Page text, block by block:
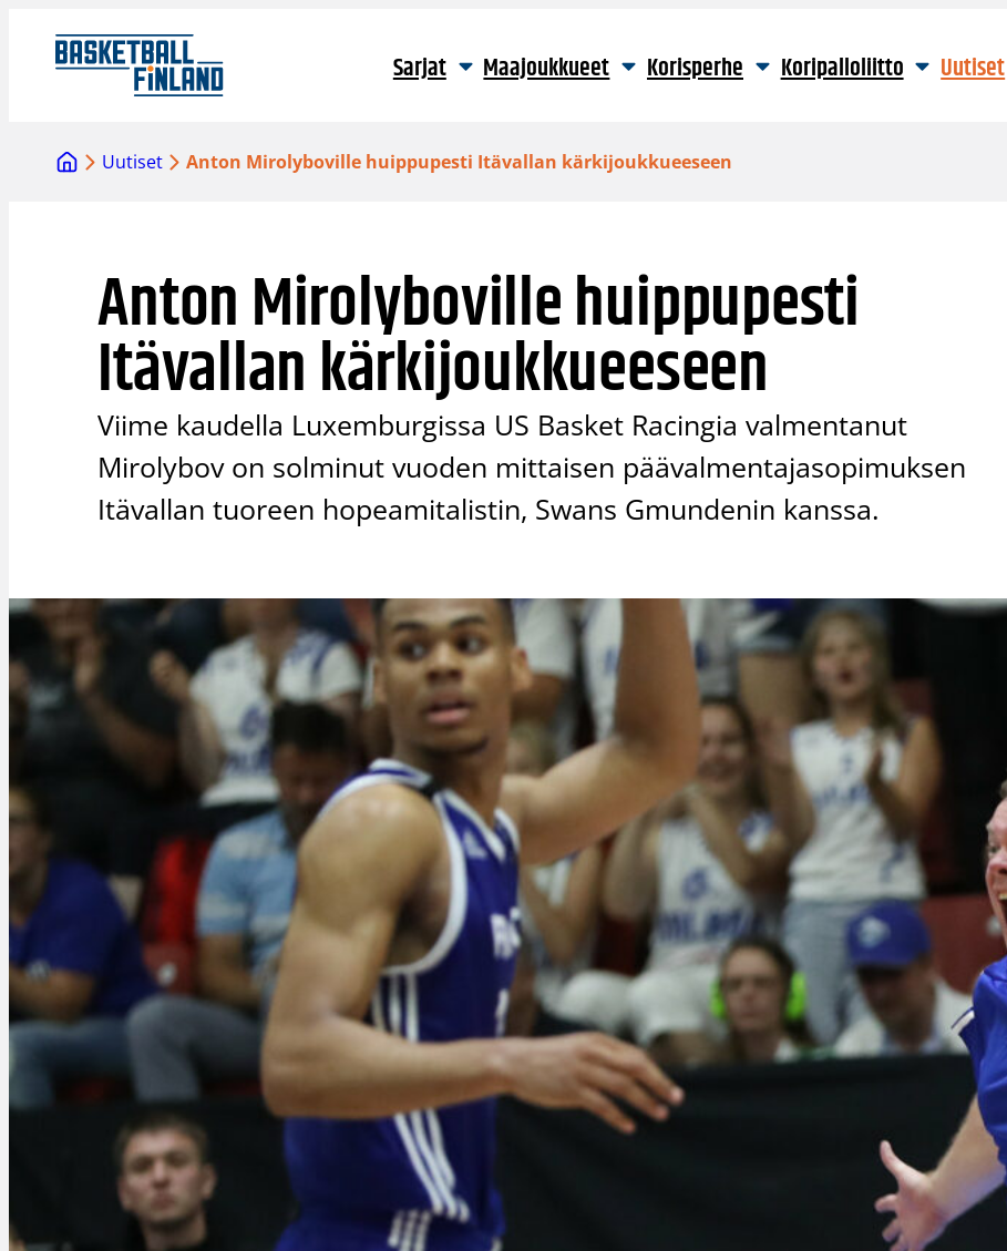
sisältöön
Sarjat Maajoukkueet Korisperhe Koripalloliitto Uutiset
Uutiset Anton Mirolyboville huippupesti Itävallan kärkijoukkueeseen
Anton Mirolyboville huippupesti
Itävallan kärkijoukkueeseen
Viime kaudella Luxemburgissa US Basket Racingia valmentanut
Mirolybov on solminut vuoden mittaisen päävalmentajasopimuksen
Itävallan tuoreen hopeamitalistin, Swans Gmundenin kanssa.